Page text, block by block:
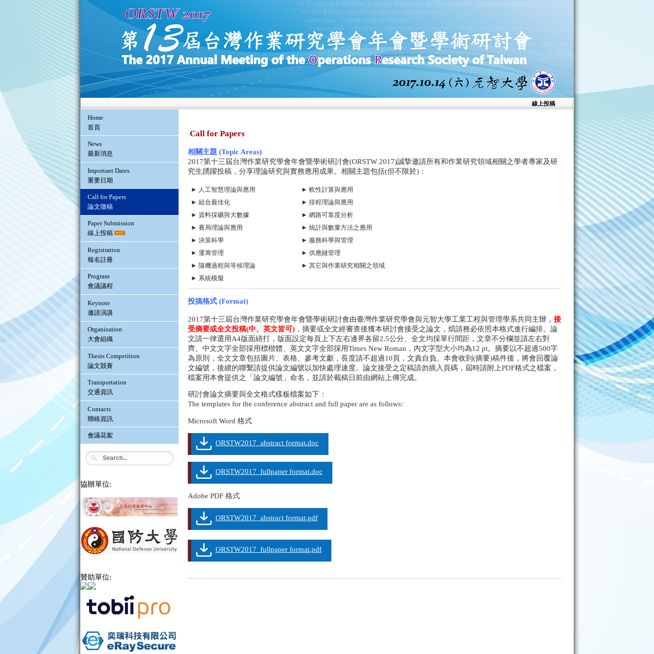
線上投稿
Home
首頁
News
最新消息
Important Dates
重要日期
Call for Papers
論文徵稿
Paper Submission
線上投稿
Registration
報名註冊
Program
會議議程
Keynote
邀請演講
Organization
大會組織
Thesis Competition
論文競賽
Transportation
交通資訊
Contacts
聯絡資訊
會議花絮
協辦單位:
贊助單位:
Call for Papers
相關主題 (Topic Areas)
2017第十三屆台灣作業研究學會年會暨學術研討會(ORSTW 2017)誠摯邀請所有和作業研究領域相關之學者專家及研
究生踴躍投稿，分享理論研究與實務應用成果。相關主題包括(但不限於)：
► 人工智慧理論與應用
► 軟性計算與應用
► 組合最佳化
► 排程理論與應用
► 資料採礦 與大數據
► 網路可靠度分析
► 賽局理論與應用
► 統計與數量方法之應用
► 決策科學
► 服務科學 與管理
► 運籌管理
► 供應鏈管理
► 隨機過程與等候理論
► 其它與作業研究相關之領域
► 系統模擬
投搞格式 (Format)
2017第十三屆台灣作業研究學會年會暨學術研討會由臺灣作業研究學會與元智大學工業工程與管理學系共同主辦， 接
受摘要或全文投稿(中、英文皆可)，摘要或全文經審查後獲本研討會接受之論文，煩請務必依照本格式進行編排。論
文請一律選用A4版面繕打，版面設定每頁上下左右邊界各留2.5公分、全文均採單行間距，文章不分欄並請左右對
齊。中文文字全部採用標楷體、英文文字全部採用Times New Roman，內文字型大小均為12 pt。摘要以不超過500字
為原則，全文文章包括圖片、表格、參考文獻，長度請不超過10頁，文責自負。本會收到(摘要)稿件後，將會回覆論
文編號，後續的聯繫請提供論文編號以加快處理速度。論文接受之定稿請勿插入頁碼，屆時請附上PDF格式之檔案，
檔案用本會提供之「論文編號」命名，並請於截稿日前由網站上傳完成。
研討會論文摘要與全文格式樣板檔案如下：
The templates for the conference abstract and full paper are as follows:
Microsoft Word 格式
ORSTW2017_abstract format.doc
ORSTW2017_fullpaper format.doc
Adobe PDF 格式
ORSTW2017_abstract format.pdf
ORSTW2017_fullpaper format.pdf